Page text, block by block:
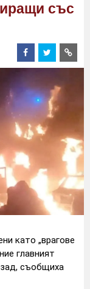
със
като „врагове
главният
съобщиха